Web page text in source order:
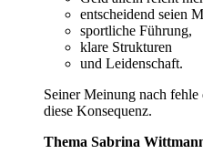
entscheidend seien
sportliche Führung,
klare Strukturen
und Leidenschaft.
Seiner Meinung nach fehle
diese Konsequenz.
Thema Sabrina